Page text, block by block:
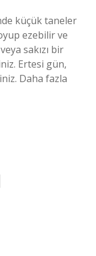
küçük taneler
ezebilir ve
sakızı bir
Ertesi gün,
Daha fazla